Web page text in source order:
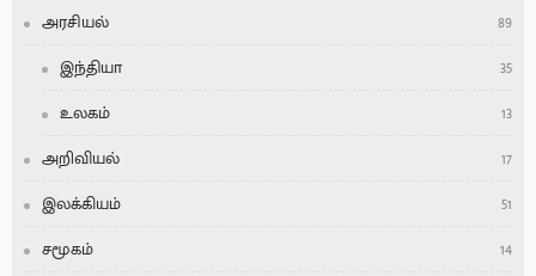
அரசியல்
89
இந்தியா
35
உலகம்
13
அறிவியல்
17
இலக்கியம்
51
சமூகம்
14